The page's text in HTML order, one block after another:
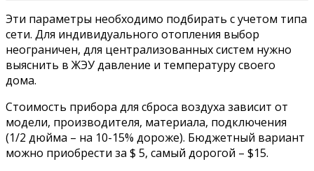
Эти параметры необходимо подбирать с учетом типа
сети. Для индивидуального отопления выбор
неограничен, для централизованных систем нужно
выяснить в ЖЭУ давление и температуру своего
дома.
Стоимость прибора для сброса воздуха зависит от
модели, производителя, материала, подключения
(1/2 дюйма – на 10-15% дороже). Бюджетный вариант
можно приобрести за $ 5, самый дорогой – $15.